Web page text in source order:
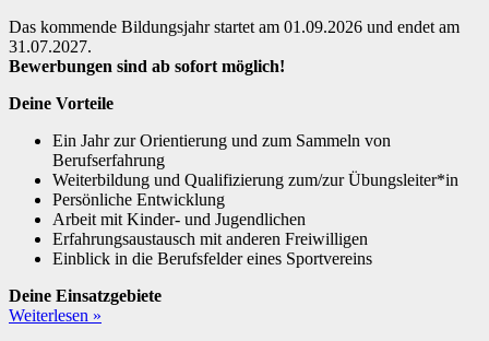
Das kommende Bildungsjahr startet am 01.09.2026 und endet am
31.07.2027.
Bewerbungen sind ab sofort möglich!
Deine Vorteile
Ein Jahr zur Orientierung und zum Sammeln von
Berufserfahrung
Weiterbildung und Qualifizierung zum/zur Übungsleiter*in
Persönliche Entwicklung
Arbeit mit Kinder- und Jugendlichen
Erfahrungsaustausch mit anderen Freiwilligen
Einblick in die Berufsfelder eines Sportvereins
Deine Einsatzgebiete
Weiterlesen »